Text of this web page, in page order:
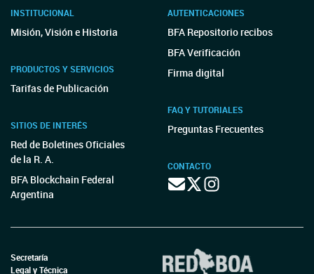
INSTITUCIONAL
Misión, Visión e Historia
PRODUCTOS Y SERVICIOS
Tarifas de Publicación
SITIOS DE INTERÉS
Red de Boletines Oficiales
de la R. A.
BFA Blockchain Federal
Argentina
AUTENTICACIONES
BFA Repositorio recibos
BFA Verificación
Firma digital
FAQ Y TUTORIALES
Preguntas Frecuentes
CONTACTO
Secretaría
Legal y Técnica